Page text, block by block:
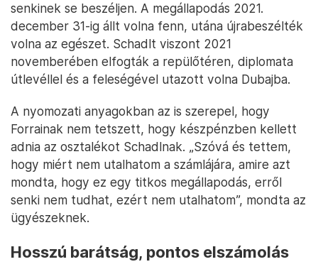
senkinek se beszéljen. A megállapodás 2021.
december 31-ig állt volna fenn, utána újrabeszélték
volna az egészet. Schadlt viszont 2021
novemberében elfogták a repülőtéren, diplomata
útlevéllel és a feleségével utazott volna Dubajba.
A nyomozati anyagokban az is szerepel, hogy
Forrainak nem tetszett, hogy készpénzben kellett
adnia az osztalékot Schadlnak. „Szóvá és tettem,
hogy miért nem utalhatom a számlájára, amire azt
mondta, hogy ez egy titkos megállapodás, erről
senki nem tudhat, ezért nem utalhatom”, mondta az
ügyészeknek.
Hosszú barátság, pontos elszámolás